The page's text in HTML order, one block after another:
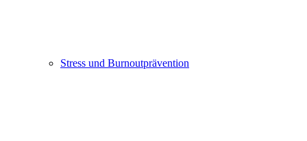
Stress und Burnoutprävention